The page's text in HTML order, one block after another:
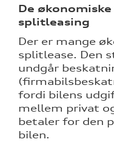
De
splitleasing
Der er mange
splitlease. Den
undgår
fordi bilens
mellem privat
betaler for den
bilen.